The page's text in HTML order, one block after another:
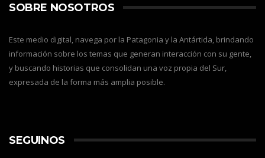
SOBRE NOSOTROS
Este medio digital, navega por la Patagonia y la Antártida, brindando
información sobre los temas que generan interacción con su gente,
y buscando historias que consolidan una voz propia del Sur,
expresada de la forma más amplia posible.
SEGUINOS